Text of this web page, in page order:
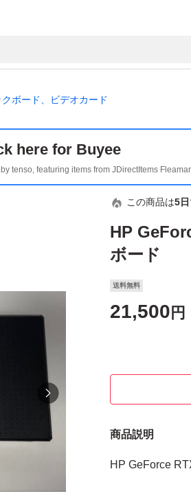
ボード、ビデオカード
here for Buyee
tenso, featuring items from JDirectItems
この商品は5日
HP
ボード
送料無料
21,500 円
商品説明
HP GeForce